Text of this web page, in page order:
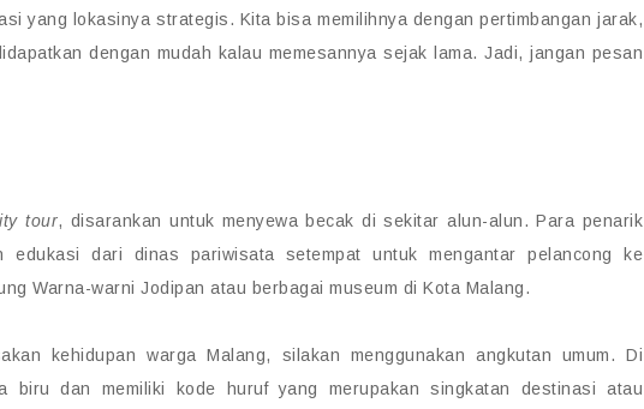
yang lokasinya strategis. Kita bisa memilihnya dengan pertimbangan jarak,
dengan mudah kalau memesannya sejak lama. Jadi, jangan pesan
tour, disarankan untuk menyewa becak di sekitar alun-alun. Para penarik
edukasi dari dinas pariwisata setempat untuk mengantar pelancong ke
Warna-warni Jodipan atau berbagai museum di Kota Malang.
kehidupan warga Malang, silakan menggunakan angkutan umum. Di
biru dan memiliki kode huruf yang merupakan singkatan destinasi atau